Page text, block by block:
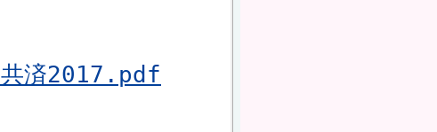
共済2017.pdf